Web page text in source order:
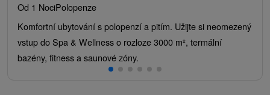
Od 1 NociPolopenze
Komfortní ubytování s polopenzí a pitím. Užijte si neomezený
vstup do Spa & Wellness o rozloze 3000 m², termální
bazény, fitness a saunové zóny.